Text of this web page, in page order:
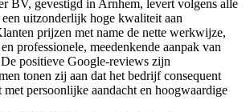
BV, gevestigd in Arnhem, levert volgens alle
uitzonderlijk hoge kwaliteit aan
prijzen met name de nette werkwijze,
professionele, meedenkende aanpak van
positieve Google‑reviews zijn
tonen zij aan dat het bedrijf consequent
persoonlijke aandacht en hoogwaardige